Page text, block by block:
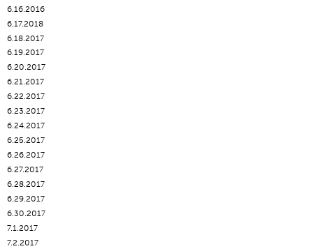
6.16.2016
6.17.2018
6.18.2017
6.19.2017
6.20.2017
6.21.2017
6.22.2017
6.23.2017
6.24.2017
6.25.2017
6.26.2017
6.27.2017
6.28.2017
6.29.2017
6.30.2017
7.1.2017
7.2.2017